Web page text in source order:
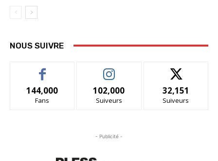
NOUS SUIVRE
144,000
Fans
102,000
Suiveurs
32,151
Suiveurs
- Publicité -